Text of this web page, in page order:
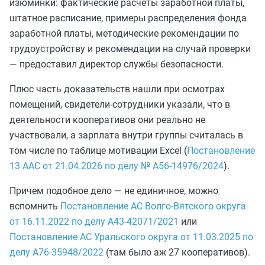
изюминки: фактические расчеты заработной платы,
штатное расписание, примеры распределения фонда
заработной платы, методические рекомендации по
трудоустройству и рекомендации на случай проверки
— предоставил директор службы безопасности.
Плюс часть доказательств нашли при осмотрах
помещений, свидетели-сотрудники указали, что в
деятельности кооперативов они реально не
участвовали, а зарплата внутри группы считалась в
том числе по таблице мотивации Excel (Постановление
13 ААС от 21.04.2026 по делу № А56-14976/2024).
Причем подобное дело — не единичное, можно
вспомнить Постановление АС Волго-Вятского округа
от 16.11.2022 по делу А43-42071/2021 или
Постановление АС Уральского округа от 11.03.2025 по
делу А76-35948/2022 (там было аж 27 кооперативов).